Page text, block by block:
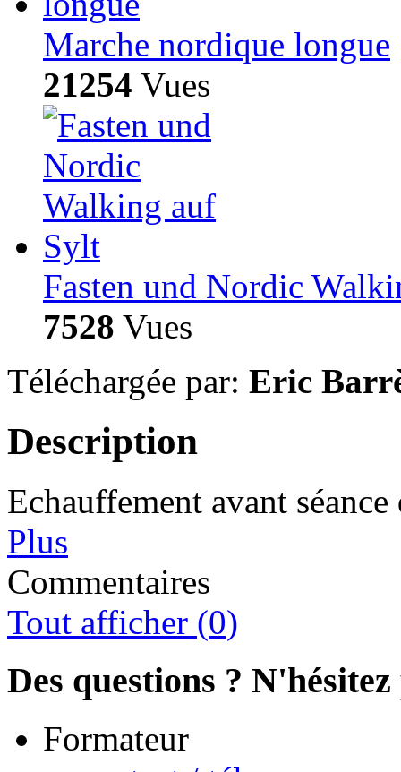
Marche nordique longue
21254 Vues
Fasten und Nordic
7528 Vues
Téléchargée par: Eric
Description
Echauffement avant
Plus
Commentaires
Tout afficher (0)
Des questions ?
Formateur